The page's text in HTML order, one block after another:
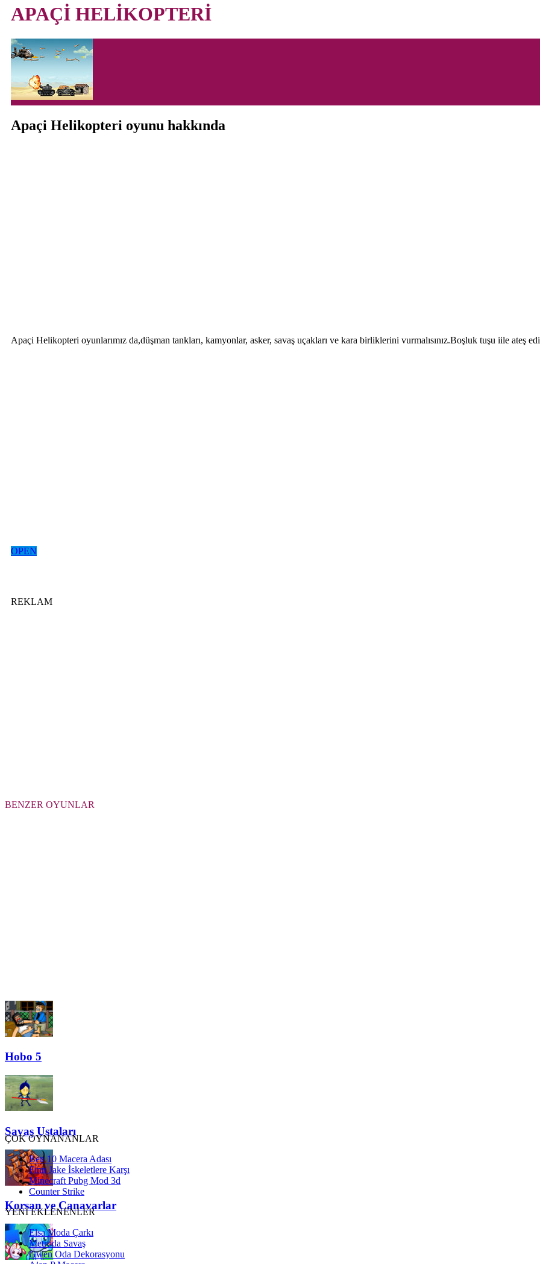
APAÇİ HELİKOPTERİ
Apaçi Helikopteri oyunu hakkında
Apaçi Helikopteri oyunlarımız da,düşman tankları, kamyonlar, asker, savaş uçakları ve kara birliklerini vurmalısınız.Boşluk tuşu iile ateş
OPEN
REKLAM
BENZER OYUNLAR
Hobo 5
Savaş Ustaları
Korsan ve Canavarlar
ÇOK OYNANANLAR
Ben 10 Macera Adası
Finn Jake İskeletlere Karşı
Minecraft Pubg Mod 3d
Counter Strike
YENİ EKLENENLER
Elsa Moda Çarkı
Metroda Savaş
Gwen Oda Dekorasyonu